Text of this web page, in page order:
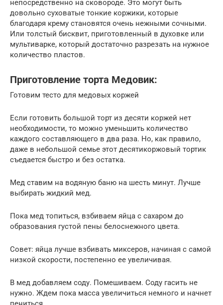
непосредственно на сковороде. Это могут быть
довольно суховатые тонкие коржики, которые
благодаря крему становятся очень нежными сочными.
Или толстый бисквит, приготовленный в духовке или
мультиварке, который достаточно разрезать на нужное
количество пластов.
Приготовление торта Медовик:
Готовим тесто для медовых коржей
Если готовить большой торт из десяти коржей нет
необходимости, то можно уменьшить количество
каждого составляющего в два раза. Но, как правило,
даже в небольшой семье этот десятикоржовый тортик
съедается быстро и без остатка.
Мед ставим на водяную баню на шесть минут. Лучше
выбирать жидкий мед.
Пока мед топиться, взбиваем яйца с сахаром до
образования густой пены белоснежного цвета.
Совет: яйца лучше взбивать миксеров, начиная с самой
низкой скорости, постепенно ее увеличивая.
В мед добавляем соду. Помешиваем. Соду гасить не
нужно. Ждем пока масса увеличиться немного и начнет